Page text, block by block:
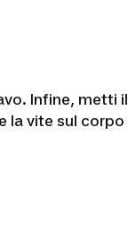
Infine, metti
la vite sul